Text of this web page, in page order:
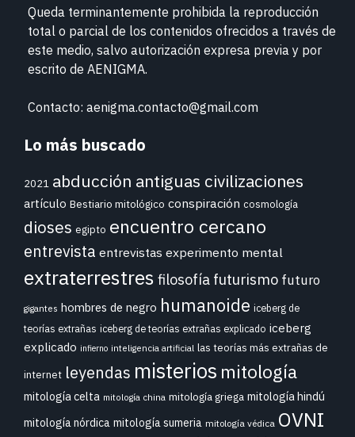
Queda terminantemente prohibida la reproducción
total o parcial de los contenidos ofrecidos a través de
este medio, salvo autorización expresa previa y por
escrito de AENIGMA.
Contacto: aenigma.contacto@gmail.com
Lo más buscado
2021 abducción antiguas civilizaciones
artículo Bestiario mitológico conspiración cosmología
dioses egipto encuentro cercano
entrevista entrevistas experimento mental
extraterrestres filosofía futurismo futuro
gigantes hombres de negro humanoide iceberg de
teorías extrañas iceberg de teorías extrañas explicado iceberg
explicado infierno inteligencia artificial las teorías más extrañas de
internet leyendas misterios mitología
mitología celta mitología china mitología griega mitología hindú
mitología nórdica mitología sumeria mitología védica OVNI